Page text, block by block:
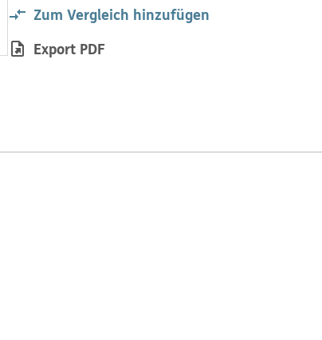
Zum Vergleich hinzufügen
Export PDF